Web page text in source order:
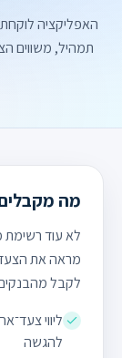
האפליקציה
תמהיל, משווים
מה
לא עוד רשימת
מראה את
לקבל
ליווי
להגשה